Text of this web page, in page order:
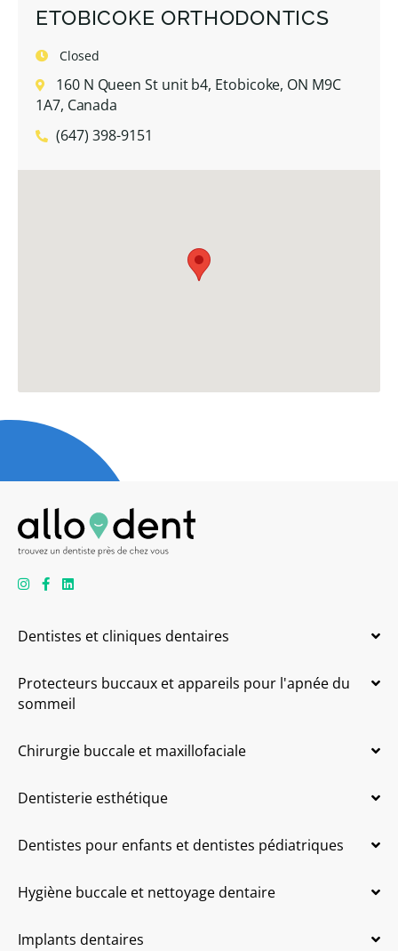
ETOBICOKE ORTHODONTICS
Closed
160 N Queen St unit b4, Etobicoke, ON M9C
1A7, Canada
(647) 398-9151
Dentistes et cliniques dentaires
Protecteurs buccaux et appareils pour l'apnée du
sommeil
Chirurgie buccale et maxillofaciale
Dentisterie esthétique
Dentistes pour enfants et dentistes pédiatriques
Hygiène buccale et nettoyage dentaire
Implants dentaires